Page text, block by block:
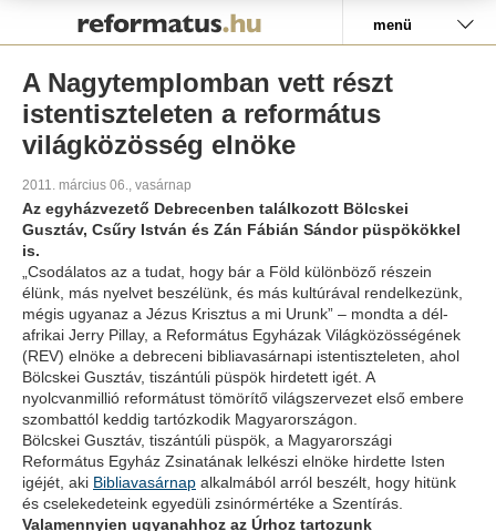
menü
A Nagytemplomban vett részt
istentiszteleten a református
világközösség elnöke
2011. március 06., vasárnap
Az egyházvezető Debrecenben találkozott Bölcskei
Gusztáv, Csűry István és Zán Fábián Sándor püspökökkel
is.
„Csodálatos az a tudat, hogy bár a Föld különböző részein
élünk, más nyelvet beszélünk, és más kultúrával rendelkezünk,
mégis ugyanaz a Jézus Krisztus a mi Urunk” – mondta a dél-
afrikai Jerry Pillay, a Református Egyházak Világközösségének
(REV) elnöke a debreceni bibliavasárnapi istentiszteleten, ahol
Bölcskei Gusztáv, tiszántúli püspök hirdetett igét. A
nyolcvanmillió reformátust tömörítő világszervezet első embere
szombattól keddig tartózkodik Magyarországon.
Bölcskei Gusztáv, tiszántúli püspök, a Magyarországi
Református Egyház Zsinatának lelkészi elnöke hirdette Isten
igéjét, aki Bibliavasárnap alkalmából arról beszélt, hogy hitünk
és cselekedeteink egyedüli zsinórmértéke a Szentírás.
Valamennyien ugyanahhoz az Úrhoz tartozunk